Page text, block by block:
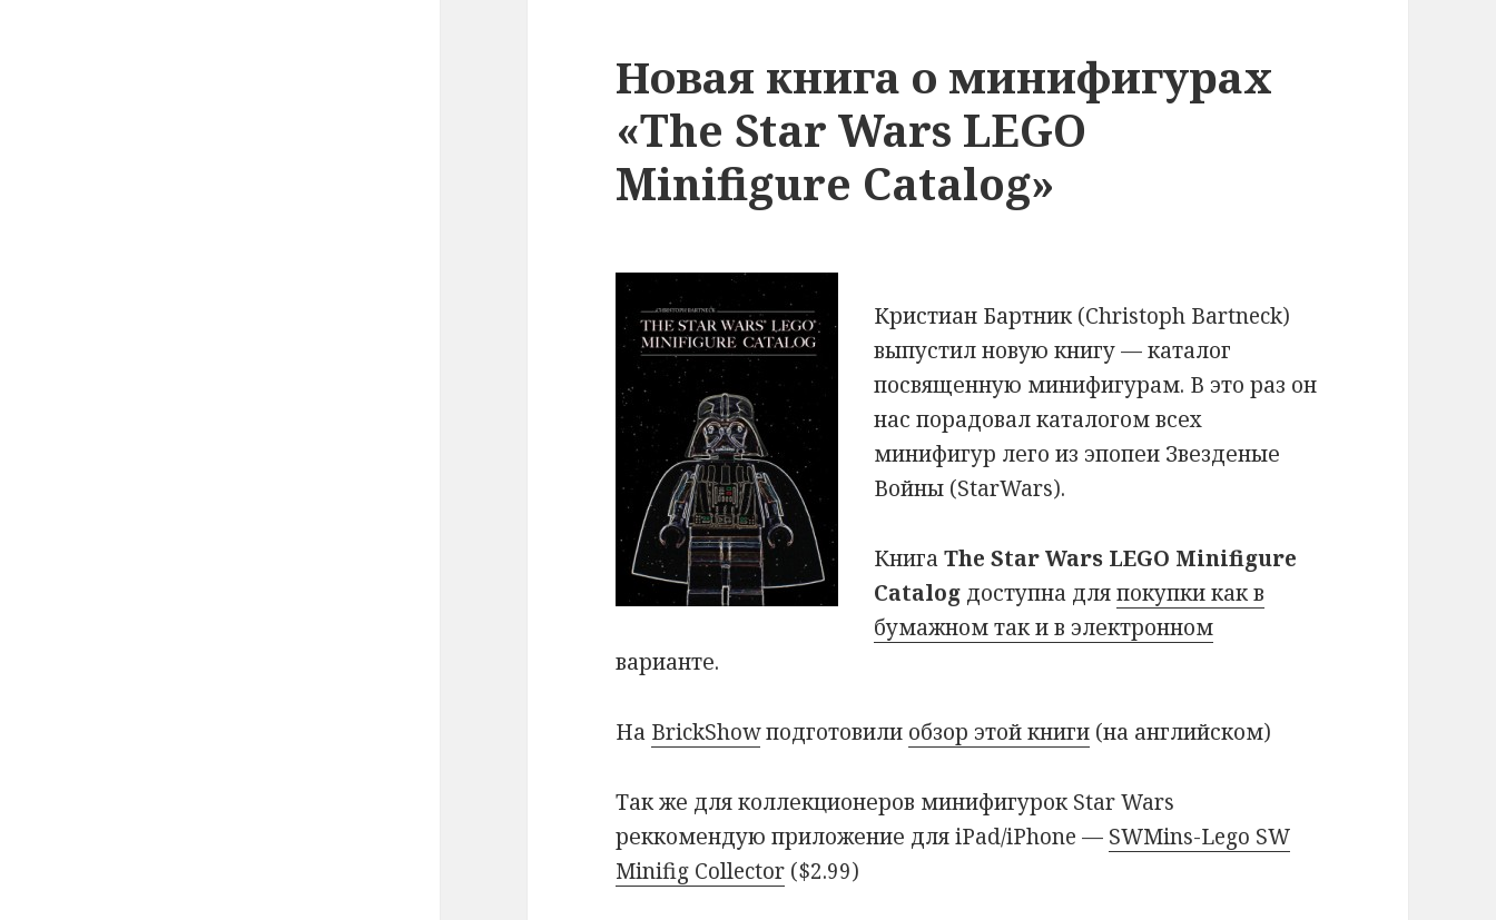
Новая книга о минифигурах
«The Star Wars LEGO
Minifigure Catalog»
Кристиан Бартник (Christoph Bartneck)
выпустил новую книгу — каталог
посвященную минифигурам. В это раз он
нас порадовал каталогом всех
минифигур лего из эпопеи Звезденые
Войны (StarWars).
КнигаThe Star Wars LEGO Minifigure
Catalog доступна дляпокупки как в
бумажном так и в электронном
варианте.
На BrickShowподготовили обзор этой книги (на английском)
Так же для коллекционеров минифигурок Star Wars
реккомендую приложение для iPad/iPhone — SWMins-Lego SW
Minifig Collector ($2.99)